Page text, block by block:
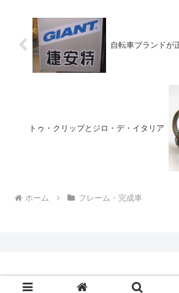
自転車ブランドが
トゥ・クリップとジロ・デ・イタリア
ホーム フレーム・完成車
Copyright © 2009-2026 CBN Blog All